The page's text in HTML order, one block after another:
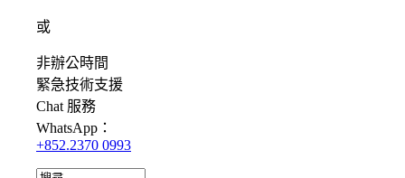
或
非辦公時間
緊急技術支援
Chat 服務
WhatsApp：
+852.2370 0993